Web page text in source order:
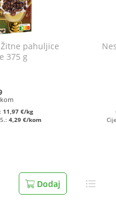
pahuljice
375 g
11,97 €/kg
4,29 €/kom
Dodaj